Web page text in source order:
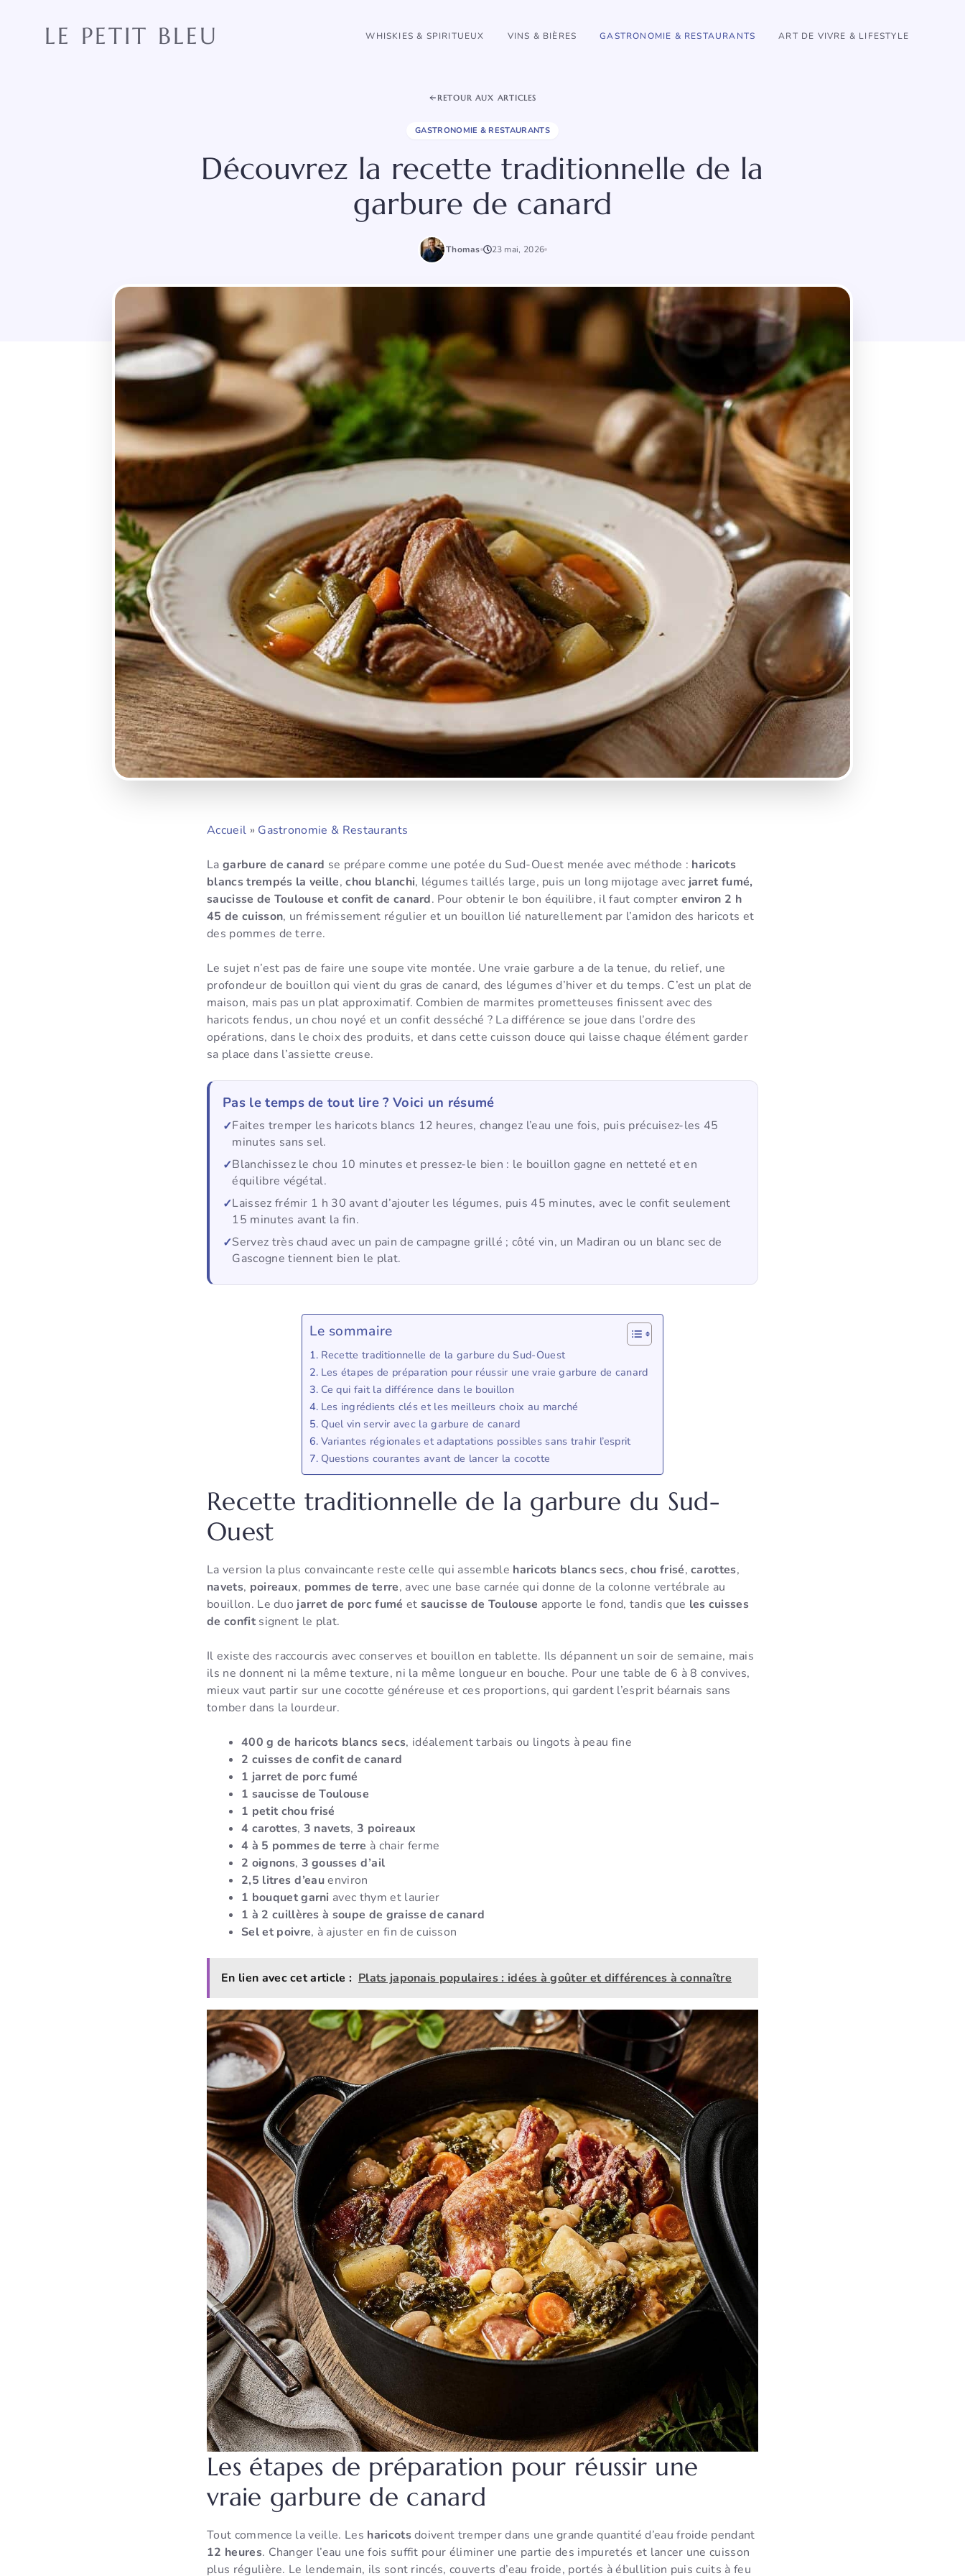
LE PETIT BLEU WHISKIES & SPIRITUEUX VINS & BIÈRES GASTRONOMIE & RESTAURANTS ART DE VIVRE & LIFESTYLE
RETOUR AUX ARTICLES
GASTRONOMIE & RESTAURANTS
Découvrez la recette traditionnelle de la
garbure de canard
Thomas 23 mai, 2026
Accueil » Gastronomie & Restaurants
La garbure de canard se prépare comme une potée du Sud-Ouest menée avec méthode : haricots
blancs trempés la veille,chou blanchi, légumes taillés large, puis un long mijotage avec jarret fumé,
saucisse de Toulouse et confit de canard. Pour obtenir le bon équilibre, il faut compter environ 2 h
45 de cuisson, un frémissement régulier et un bouillon lié naturellement par l’amidon des haricots et
des pommes de terre.
Le sujet n’est pas de faire une soupe vite montée. Une vraie garbure a de la tenue, du relief, une
profondeur de bouillon qui vient du gras de canard, des légumes d’hiver et du temps. C’est un plat de
maison, mais pas un plat approximatif. Combien de marmites prometteuses finissent avec des
haricots fendus, un chou noyé et un confit desséché ? La différence se joue dans l’ordre des
opérations, dans le choix des produits, et dans cette cuisson douce qui laisse chaque élément garder
sa place dans l’assiette creuse.
Pas le temps de tout lire ? Voici un résumé
Faites tremper les haricots blancs 12 heures, changez l’eau une fois, puis précuisez-les 45
minutes sans sel.
Blanchissez le chou 10 minutes et pressez-le bien : le bouillon gagne en netteté et en
équilibre végétal.
Laissez frémir 1 h 30 avant d’ajouter les légumes, puis 45 minutes, avec le confit seulement
15 minutes avant la fin.
Servez très chaud avec un pain de campagne grillé ; côté vin, un Madiran ou un blanc sec de
Gascogne tiennent bien le plat.
Le sommaire
Recette traditionnelle de la garbure du Sud-Ouest
Les étapes de préparation pour réussir une vraie garbure de canard
Ce qui fait la différence dans le bouillon
Les ingrédients clés et les meilleurs choix au marché
Quel vin servir avec la garbure de canard
Variantes régionales et adaptations possibles sans trahir l’esprit
Questions courantes avant de lancer la cocotte
Recette traditionnelle de la garbure du Sud-
Ouest
La version la plus convaincante reste celle qui assemble haricots blancs secs,chou frisé,carottes,
navets, poireaux, pommes de terre, avec une base carnée qui donne de la colonne vertébrale au
bouillon. Le duo jarret de porc fumé et saucisse de Toulouse apporte le fond, tandis que les cuisses
de confitsignent le plat.
Il existe des raccourcis avec conserves et bouillon en tablette. Ils dépannent un soir de semaine, mais
ils ne donnent ni la même texture, ni la même longueur en bouche. Pour une table de 6 à 8 convives,
mieux vaut partir sur une cocotte généreuse et ces proportions, qui gardent l’esprit béarnais sans
tomber dans la lourdeur.
400 g de haricots blancs secs, idéalement tarbais ou lingots à peau fine
2 cuisses de confit de canard
1 jarret de porc fumé
1 saucisse de Toulouse
1 petit chou frisé
4 carottes, 3 navets,3 poireaux
4 à 5 pommes de terre à chair ferme
2 oignons, 3 gousses d’ail
2,5 litres d’eauenviron
1 bouquet garni avec thym et laurier
1 à 2 cuillères à soupe de graisse de canard
Sel et poivre, à ajuster en fin de cuisson
En lien avec cet article : Plats japonais populaires : idées à goûter et différences à connaître
Les étapes de préparation pour réussir une
vraie garbure de canard
Tout commence la veille. Les haricotsdoivent tremper dans une grande quantité d’eau froide pendant
12 heures. Changer l’eau une fois suffit pour éliminer une partie des impuretés et lancer une cuisson
plus régulière. Le lendemain, ils sont rincés, couverts d’eau froide, portés à ébullition puis cuits à feu